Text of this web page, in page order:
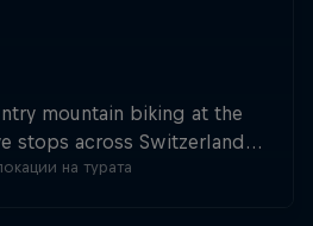
mountain biking at the
stops across Switzerland a
athletes will race for the
на турата